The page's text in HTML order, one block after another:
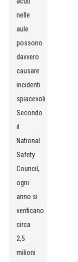
nelle
aule
possono
davvero
causare
incidenti
spiacevoli.
Secondo
il
National
Safety
Council,
ogni
anno si
verificano
circa
2,5
milioni